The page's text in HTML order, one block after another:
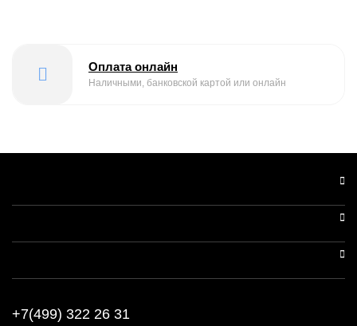
Оплата онлайн
Наличными, банковской картой или онлайн
+7(499) 322 26 31